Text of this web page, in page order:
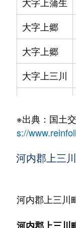
大字上郷
大字上郷
大字上三川
大字上三川
しらさぎ
しらさぎ
※出典：国土
s://
河内郡上三
河内郡上三川
河内郡上三川